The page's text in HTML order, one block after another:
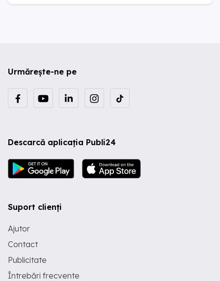
Urmărește-ne pe
Descarcă aplicația Publi24
Suport clienți
Ajutor
Contact
Publicitate
Întrebări frecvente